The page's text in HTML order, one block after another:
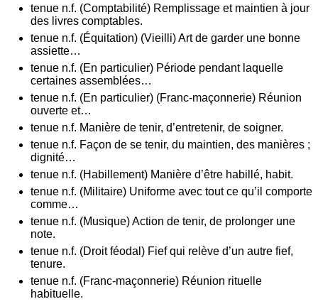
tenue n.f. (Comptabilité) Remplissage et maintien à jour
des livres comptables.
tenue n.f. (Équitation) (Vieilli) Art de garder une bonne
assiette…
tenue n.f. (En particulier) Période pendant laquelle
certaines assemblées…
tenue n.f. (En particulier) (Franc-maçonnerie) Réunion
ouverte et…
tenue n.f. Manière de tenir, d’entretenir, de soigner.
tenue n.f. Façon de se tenir, du maintien, des manières ;
dignité…
tenue n.f. (Habillement) Manière d’être habillé, habit.
tenue n.f. (Militaire) Uniforme avec tout ce qu’il comporte
comme…
tenue n.f. (Musique) Action de tenir, de prolonger une
note.
tenue n.f. (Droit féodal) Fief qui relève d’un autre fief,
tenure.
tenue n.f. (Franc-maçonnerie) Réunion rituelle
habituelle.